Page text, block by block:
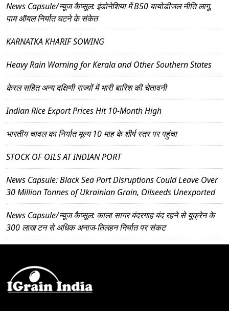
News Capsule/न्यूज कैप्सूल: इंडोनेशिया में B50 बायोडीजल नीति लागू,
पाम ऑयल निर्यात घटने के संकेत
KARNATKA KHARIF SOWING
Heavy Rain Warning for Kerala and Other Southern States
केरल सहित अन्य दक्षिणी राज्यों में भारी बारिश की चेतावनी
Indian Rice Export Prices Hit 10-Month High
भारतीय चावल का निर्यात मूल्य 10 माह के शीर्ष स्तर पर पहुंचा
STOCK OF OILS AT INDIAN PORT
News Capsule: Black Sea Port Disruptions Could Leave Over
30 Million Tonnes of Ukrainian Grain, Oilseeds Unexported
News Capsule/न्यूज कैप्सूल: काला सागर बंदरगाह बंद रहने से यूक्रेन के
300 लाख टन से अधिक अनाज-तिलहन निर्यात पर संकट